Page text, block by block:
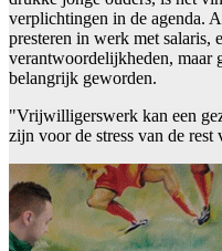
verplichtingen in de agenda.
presteren in werk met salaris,
verantwoordelijkheden, maar
belangrijk geworden.
"Vrijwilligerswerk kan een
zijn voor de stress van de rest